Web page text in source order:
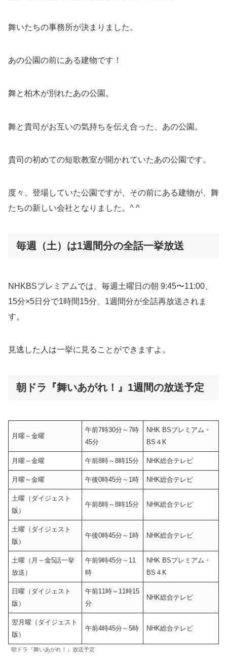
舞いたちの事務所が決まりました。
あの公園の前にある建物です！
舞と柏木が別れたあの公園。
舞と貴司がお互いの気持ちを伝え合った、あの公園。
貴司の初めての短歌教室が開かれていたあの公園です。
度々、登場していた公園ですが、その前にある建物が、舞
たちの新しい会社となりました。^ ^
毎週（土）は1週間分の全話一挙放送
NHKBSプレミアムでは、毎週土曜日の朝 9:45〜11:00、
15分×5日分で1時間15分、1週間分が全話再放送されま
す。
見逃した人は一挙に見ることができますよ。
朝ドラ『舞いあがれ！』1週間の放送予定
月曜～金曜
午前7時30分～7時
45分
NHK BSプレミアム・
BS４K
月曜～金曜 午前8時～8時15分 NHK総合テレビ
月曜～金曜 午後0時45分～1時 NHK総合テレビ
土曜（ダイジェスト
版）
午前8時～8時15分 NHK総合テレビ
土曜（ダイジェスト
版）
午後0時45分～1時 NHK総合テレビ
土曜（月～金5話一挙
放送）
午前9時45分～11
時
NHK BSプレミアム・
BS４K
日曜（ダイジェスト
版）
午前11時～11時15
分
NHK総合テレビ
翌月曜（ダイジェスト
版）
午前4時45分～5時 NHK総合テレビ
朝ドラ『舞いあがれ！』放送予定